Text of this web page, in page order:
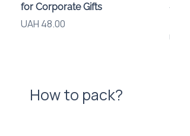
for Corporate Gifts
Price
UAH 48.00
Price
UAH
How to pack?